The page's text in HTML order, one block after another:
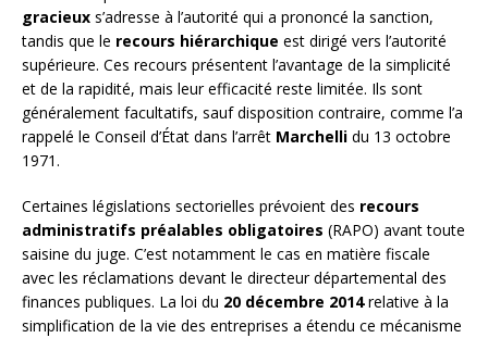
gracieux s’adresse à l’autorité qui a prononcé la sanction,
tandis que le recours hiérarchique est dirigé vers l’autorité
supérieure. Ces recours présentent l’avantage de la simplicité
et de la rapidité, mais leur efficacité reste limitée. Ils sont
généralement facultatifs, sauf disposition contraire, comme l’a
rappelé le Conseil d’État dans l’arrêt Marchelli du 13 octobre
1971.
Certaines législations sectorielles prévoient des recours
administratifs préalables obligatoires (RAPO) avant toute
saisine du juge. C’est notamment le cas en matière fiscale
avec les réclamations devant le directeur départemental des
finances publiques. La loi du 20 décembre 2014relative à la
simplification de la vie des entreprises a étendu ce mécanisme